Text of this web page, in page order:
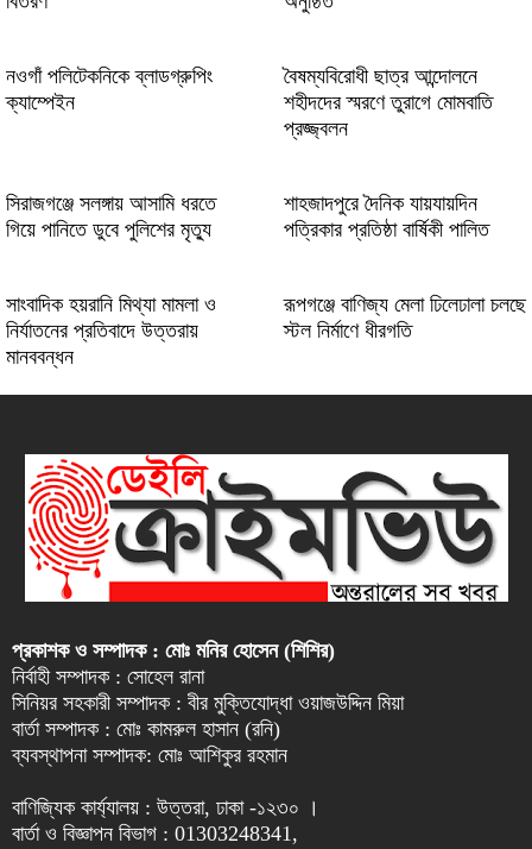
Faran med hastigheten och play chicken
i trafiken
নওগাঁ পলিটেকনিকে ব্লাডগ্রুপিং
ক্যাম্পেইন
বৈষম্যবিরোধী ছাত্র আন্দোলনে
শহীদদের স্মরণে তুরাগে মোমবাতি
প্রজ্জ্বলন
সিরাজগঞ্জে সলঙ্গায় আসামি ধরতে
গিয়ে পানিতে ডুবে পুলিশের মৃত্যু
শাহজাদপুরে দৈনিক যায়যায়দিন
পত্রিকার প্রতিষ্ঠা বার্ষিকী পালিত
সাংবাদিক হয়রানি মিথ্যা মামলা ও
নির্যাতনের প্রতিবাদে উত্তরায়
মানববন্ধন
রূপগঞ্জে বাণিজ্য মেলা ঢিলেঢালা চলছে
স্টল নির্মাণে ধীরগতি
প্রকাশক ও সম্পাদক : মোঃ মনির হোসেন (শিশির)
নির্বাহী সম্পাদক : সোহেল রানা
সিনিয়র সহকারী সম্পাদক : বীর মুক্তিযোদ্ধা ওয়াজউদ্দিন মিয়া
বার্তা সম্পাদক : মোঃ কামরুল হাসান (রনি)
ব্যবস্থাপনা সম্পাদক: মোঃ আশিকুর রহমান
বাণিজ্যিক কার্য্যালয় : উত্তরা, ঢাকা -১২৩০ ।
বার্তা ও বিজ্ঞাপন বিভাগ : 01303248341,